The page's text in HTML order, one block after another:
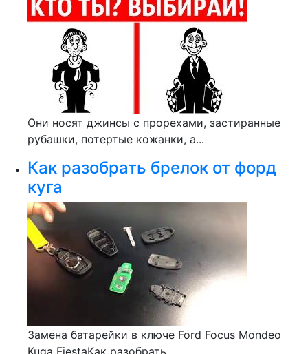
Они носят джинсы с прорехами, застиранные
рубашки, потертые кожанки, а...
Как разобрать брелок от форд
куга
Замена батарейки в ключе Ford Focus Mondeo
Kuga FiestaКак разобрать...